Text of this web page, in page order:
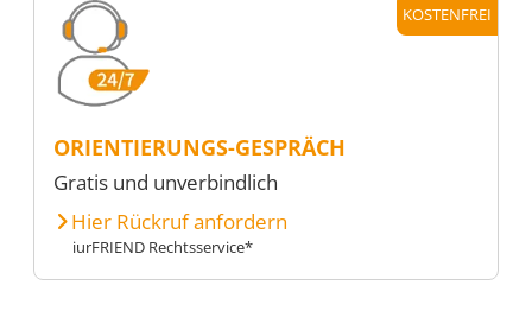
KOSTENFREI
ORIENTIERUNGS-GESPRÄCH
Gratis und unverbindlich
Hier Rückruf anfordern
iurFRIEND Rechtsservice*